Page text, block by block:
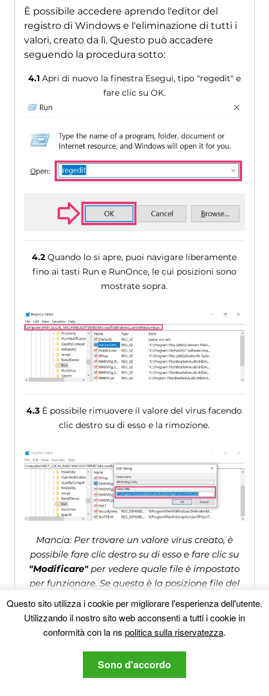
È possibile accedere aprendo l'editor del
registro di Windows e l'eliminazione di tutti i
valori, creato da lì. Questo può accadere
seguendo la procedura sotto:
4.1Apri di nuovo la finestra Esegui, tipo "regedit" e
fare clic su OK.
4.2 Quando lo si apre, puoi navigare liberamente
fino ai tasti Run e RunOnce, le cui posizioni sono
mostrate sopra.
4.3 È possibile rimuovere il valore del virus facendo
clic destro su di esso e la rimozione.
Mancia: Per trovare un valore virus creato, è
possibile fare clic destro su di esso e fare clic su
"Modificare" per vedere quale file è impostato
per funzionare. Se questa è la posizione file del
virus, rimuovere il valore.
Guida alla rimozione dei video per
(Windows).
Questo sito utilizza i cookie per migliorare l'esperienza dell'utente.
Utilizzando il nostro sito web acconsenti a tutti i cookie in
conformità con la ns politica sulla riservatezza.
Sono d'accordo